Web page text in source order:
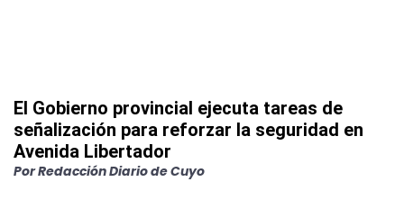
El Gobierno provincial ejecuta tareas de
señalización para reforzar la seguridad en
Avenida Libertador
PorRedacción Diario de Cuyo